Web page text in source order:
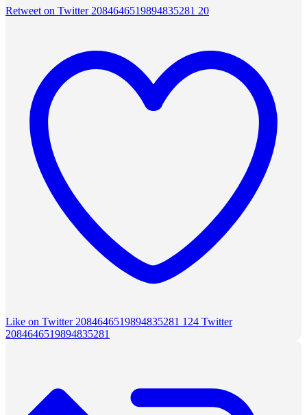
Retweet on Twitter 2084646519894835281 20
Like on Twitter 2084646519894835281 124 Twitter
2084646519894835281